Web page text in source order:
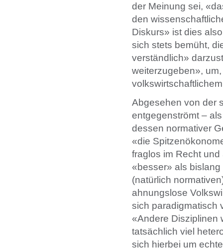
der Meinung sei,
den
Diskurs» ist dies
sich stets bemüht,
verständlich»
weiterzugeben»,
Abgesehen von der
entgegenströmt –
dessen normativer
«die
fraglos im Recht
«besser» als
(natürlich
ahnungslose
sich paradigmatisch
«Andere Disziplinen
tatsächlich viel
sich hierbei um